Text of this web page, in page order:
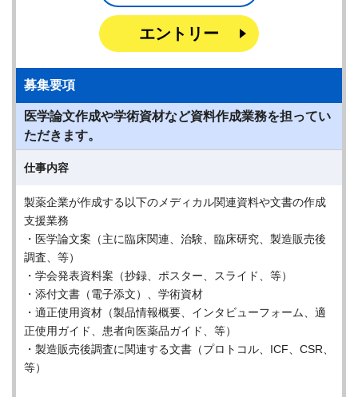
エントリー
募集要項
医学論文作成や学術資材など資料作成業務を担ってい
ただきます。
仕事内容
製薬企業が作成する以下のメディカル関連資料や文書の作成
支援業務
・医学論文案（主に臨床関連、治験、臨床研究、製造販売後
調査、等）
・学会発表資料案（抄録、ポスター、スライド、等）
・添付文書（電子添文）、学術資材
・適正使用資材（製品情報概要、インタビューフォーム、適
正使用ガイド、患者向医薬品ガイド、等）
・製造販売後調査に関連する文書（プロトコル、ICF、CSR、
等）